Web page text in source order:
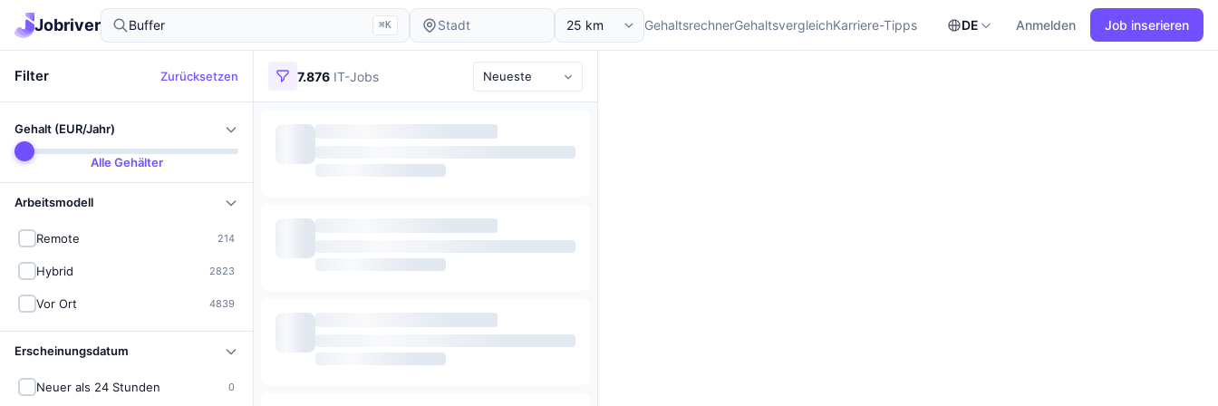
Jobriver ⌘K GehaltsrechnerGehaltsvergleichKarriere-Tipps DE Anmelden Job inserieren
IT-Jobs in Deutschland finden
Filter Zurücksetzen
Gehalt (EUR/Jahr)
Alle Gehälter
Arbeitsmodell
Remote 214
Hybrid 2823
Vor Ort 4839
Erscheinungsdatum
Neuer als 24 Stunden 0
7.876 IT-Jobs